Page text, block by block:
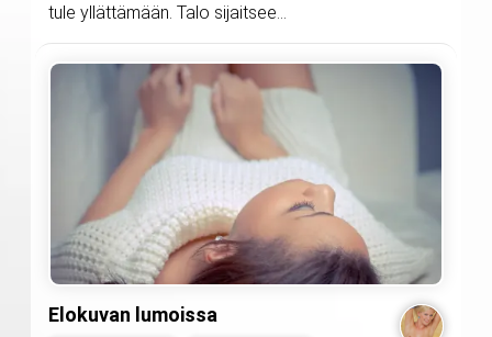
tule yllättämään. Talo sijaitsee...
Elokuvan lumoissa